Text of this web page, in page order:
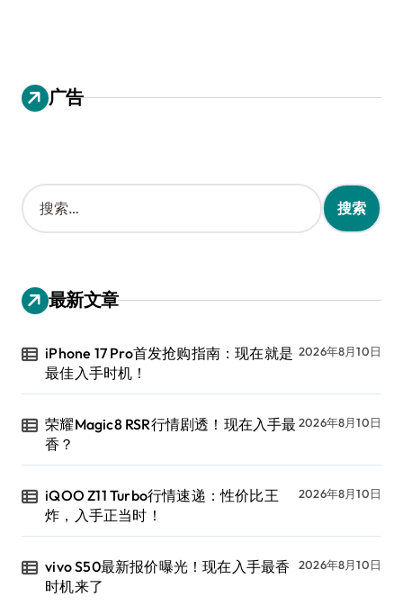
广告
搜
索
：
最新文章
iPhone 17 Pro首发抢购指南：现在就是
最佳入手时机！
2026年8月10日
荣耀Magic8 RSR行情剧透！现在入手最
香？
2026年8月10日
iQOO Z11 Turbo行情速递：性价比王
炸，入手正当时！
2026年8月10日
vivo S50最新报价曝光！现在入手最香
时机来了
2026年8月10日